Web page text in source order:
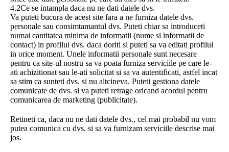
4.2Ce se intampla daca nu ne dati datele dvs.
Va puteti bucura de acest site fara a ne furniza datele dvs.
personale sau consimtamantul dvs. Puteti chiar sa introduceti
numai cantitatea minima de informatii (nume si informatii de
contact) in profilul dvs. daca doriti si puteti sa va editati profilul
in orice moment. Unele informatii personale sunt necesare
pentru ca site-ul nostru sa va poata furniza serviciile pe care le-
ati achizitionat sau le-ati solicitat si sa va autentificati, astfel incat
sa stim ca sunteti dvs. si nu altcineva. Puteti gestiona datele
comunicate de dvs. si va puteti retrage oricand acordul pentru
comunicarea de marketing (publicitate).
Retineti ca, daca nu ne dati datele dvs., cel mai probabil nu vom
putea comunica cu dvs. si sa va furnizam serviciile descrise mai
jos.